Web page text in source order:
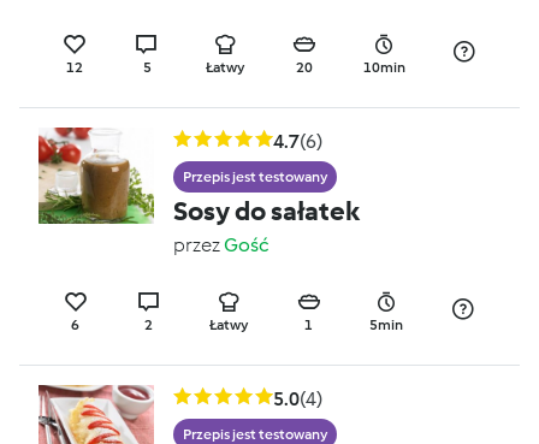
12 5 Łatwy 20 10min
4.7(6)
Przepis jest testowany
Sosy do sałatek
przezGość
6 2 Łatwy 1 5min
5.0(4)
Przepis jest testowany